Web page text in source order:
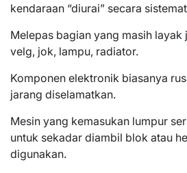
kendaraan “diurai” secara
Melepas bagian yang masih layak
velg, jok, lampu, radiator.
Komponen elektronik biasanya
jarang diselamatkan.
Mesin yang kemasukan lumpur
untuk sekadar diambil blok atau
digunakan.